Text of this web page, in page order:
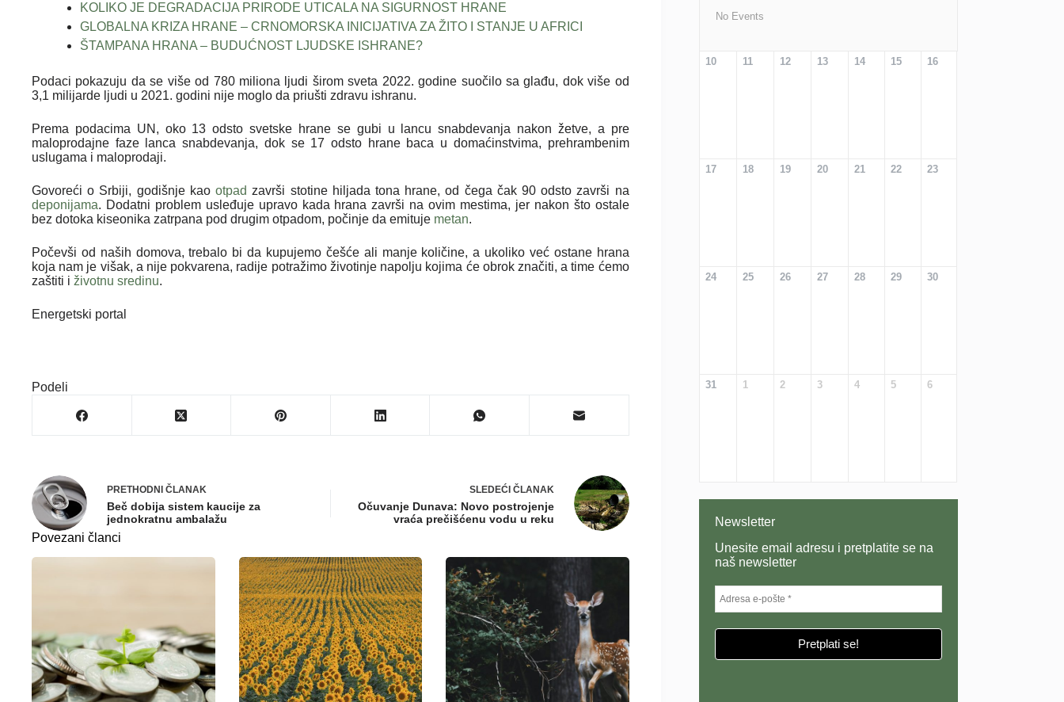
KOLIKO JE DEGRADACIJA PRIRODE UTICALA NA SIGURNOST HRANE
GLOBALNA KRIZA HRANE – CRNOMORSKA INICIJATIVA ZA ŽITO I STANJE U AFRICI
ŠTAMPANA HRANA – BUDUĆNOST LJUDSKE ISHRANE?
Podaci pokazuju da se više od 780 miliona ljudi širom sveta 2022. godine suočilo sa glađu, dok više od
3,1 milijarde ljudi u 2021. godini nije moglo da priušti zdravu ishranu.
Prema podacima UN, oko 13 odsto svetske hrane se gubi u lancu snabdevanja nakon žetve, a pre
maloprodajne faze lanca snabdevanja, dok se 17 odsto hrane baca u domaćinstvima, prehrambenim
uslugama i maloprodaji.
Govoreći o Srbiji, godišnje kaootpad završi stotine hiljada tona hrane, od čega čak 90 odsto završi na
deponijama. Dodatni problem usleđuje upravo kada hrana završi na ovim mestima, jer nakon što ostale
bez dotoka kiseonika zatrpana pod drugim otpadom, počinje da emituje metan.
Počevši od naših domova, trebalo bi da kupujemo češće ali manje količine, a ukoliko već ostane hrana
koja nam je višak, a nije pokvarena, radije potražimo životinje napolju kojima će obrok značiti, a time ćemo
zaštiti i životnu sredinu.
Energetski portal
Podeli
PRETHODNI ČLANAK
Beč dobija sistem kaucije za
jednokratnu ambalažu
SLEDEĆI ČLANAK
Očuvanje Dunava: Novo postrojenje
vraća prečišćenu vodu u reku
Povezani članci
No Events
10 11 12 13 14 15 16
17 18 19 20 21 22 23
24 25 26 27 28 29 30
31 1 2 3 4 5 6
Newsletter
Unesite email adresu i pretplatite se na
naš newsletter